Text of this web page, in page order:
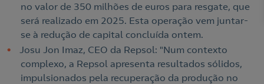
no valor de 350 milhões de euros para resgate, que
será realizado em 2025. Esta operação vem juntar-
se à redução de capital concluída ontem.
Josu Jon Imaz, CEO da Repsol: "Num contexto
complexo, a Repsol apresenta resultados sólidos,
impulsionados pela recuperação da produção no